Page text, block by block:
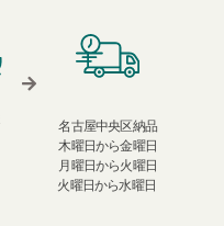
名古屋中央区納品​​
木曜日から金曜日​
月曜日から火曜日​​
火曜日から水曜日 ​